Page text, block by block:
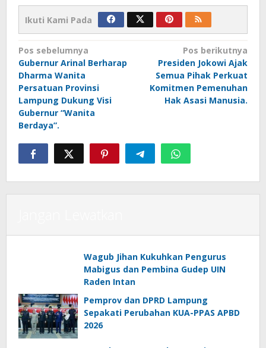
Ikuti Kami Pada
Navigasi
pos
Pos sebelumnya
Gubernur Arinal Berharap
Dharma Wanita
Persatuan Provinsi
Lampung Dukung Visi
Gubernur “Wanita
Berdaya”.
Pos berikutnya
Presiden Jokowi Ajak
Semua Pihak Perkuat
Komitmen Pemenuhan
Hak Asasi Manusia.
Wagub Jihan Kukuhkan Pengurus
Mabigus dan Pembina Gudep UIN
Raden Intan
Pemprov dan DPRD Lampung
Sepakati Perubahan KUA-PPAS APBD
2026